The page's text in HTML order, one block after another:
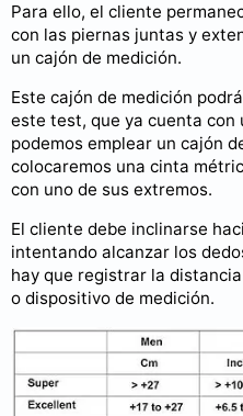
Para ello, el cliente
con las piernas juntas y
un cajón de medición.
Este cajón de medición
este test, que ya cuenta con
podemos emplear un cajón
colocaremos una cinta
con uno de sus extremos.
El cliente debe inclinarse
intentando alcanzar los
hay que registrar la
o dispositivo de medición.